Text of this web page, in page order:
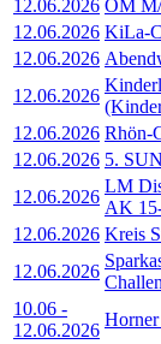
12.06.2026 OM
12.06.2026 KiLa-
12.06.2026
12.06.2026
12.06.2026 Rhön-
12.06.2026 5.
12.06.2026
LM
AK
12.06.2026 Kreis
12.06.2026
10.06 -
12.06.2026
Horner